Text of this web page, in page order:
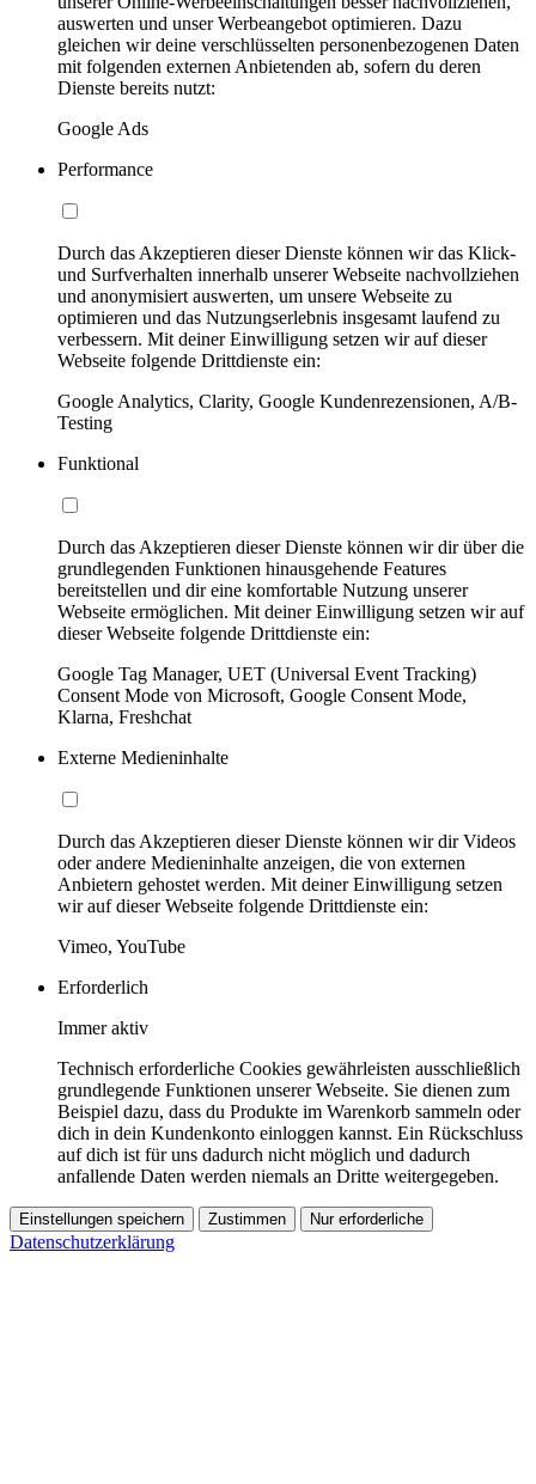
auswerten und unser Werbeangebot optimieren. Dazu
gleichen wir deine verschlüsselten personenbezogenen Daten
mit folgenden externen Anbietenden ab, sofern du deren
Dienste bereits nutzt:
Google Ads
Performance
Durch das Akzeptieren dieser Dienste können wir das Klick-
und Surfverhalten innerhalb unserer Webseite nachvollziehen
und anonymisiert auswerten, um unsere Webseite zu
optimieren und das Nutzungserlebnis insgesamt laufend zu
verbessern. Mit deiner Einwilligung setzen wir auf dieser
Webseite folgende Drittdienste ein:
Google Analytics, Clarity, Google Kundenrezensionen, A/B-
Testing
Funktional
Durch das Akzeptieren dieser Dienste können wir dir über die
grundlegenden Funktionen hinausgehende Features
bereitstellen und dir eine komfortable Nutzung unserer
Webseite ermöglichen. Mit deiner Einwilligung setzen wir auf
dieser Webseite folgende Drittdienste ein:
Google Tag Manager, UET (Universal Event Tracking)
Consent Mode von Microsoft, Google Consent Mode,
Klarna, Freshchat
Externe Medieninhalte
Durch das Akzeptieren dieser Dienste können wir dir Videos
oder andere Medieninhalte anzeigen, die von externen
Anbietern gehostet werden. Mit deiner Einwilligung setzen
wir auf dieser Webseite folgende Drittdienste ein:
Vimeo, YouTube
Erforderlich
Immer aktiv
Technisch erforderliche Cookies gewährleisten ausschließlich
grundlegende Funktionen unserer Webseite. Sie dienen zum
Beispiel dazu, dass du Produkte im Warenkorb sammeln oder
dich in dein Kundenkonto einloggen kannst. Ein Rückschluss
auf dich ist für uns dadurch nicht möglich und dadurch
anfallende Daten werden niemals an Dritte weitergegeben.
Einstellungen speichern Zustimmen Nur erforderliche
Datenschutzerklärung